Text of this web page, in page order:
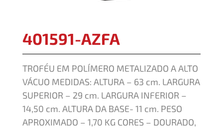
401591-AZFA
TROFÉU EM POLÍMERO METALIZADO A ALTO
VÁCUO MEDIDAS: ALTURA – 63 cm. LARGURA
SUPERIOR – 29 cm. LARGURA INFERIOR –
14,50 cm. ALTURA DA BASE- 11 cm. PESO
APROXIMADO – 1,70 KG CORES – DOURADO,